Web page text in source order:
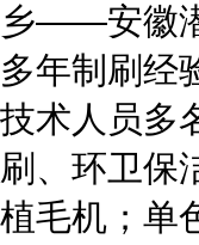
乡——安徽
多年制刷经
技术人员多
刷、环卫保
植毛机；单